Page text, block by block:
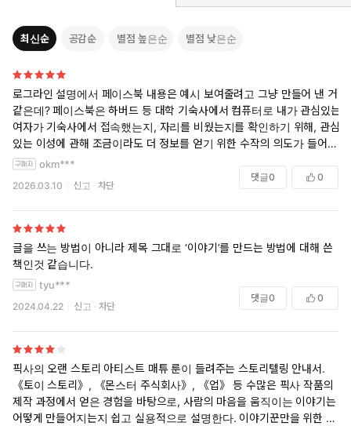
최신순 공감순 별점 높은순 별점 낮은순
로그라인 설명에서 페이스북 내용은 예시 보여줄려고 그냥 만들어 낸 거
같은데? 페이스북은 하버드 등 대학 기숙사에서 컴퓨터로 내가 관심있는
여자가 기숙사에서 접속했는지, 자리를 비웠는지를 확인하기 위해, 관심
있는 이성에 관해 조금이라도 더 정보를 얻기 위한 수작의 의도가 들어가
만들어진 커뮤니티라고, 당시 페이스북 창업에 함께 하자고 마크 주커버
그한테 직접 제의도 받았던 이준석이 말했음. 이미 한국에 싸이월드라고
훨씬 거대하고 성공한 커뮤니티가 있으니 거절했다고 그랬음.
okm***
2026.03.10 신고 차단
댓글0 0
글을 쓰는 방법이 아니라 제목 그대로 ‘이야기’를 만드는 방법에 대해 쓴
책인것 같습니다.
tyu***
2024.04.22 신고 차단
댓글0 0
픽사의 오랜 스토리 아티스트 매튜 룬이 들려주는 스토리텔링 안내서.
《토이 스토리》, 《몬스터 주식회사》, 《업》 등 수많은 픽사 작품의
제작 과정에서 얻은 경험을 바탕으로, 사람의 마음을 움직이는 이야기는
어떻게 만들어지는지 쉽고 실용적으로 설명한다. 이야기꾼만을 위한 책